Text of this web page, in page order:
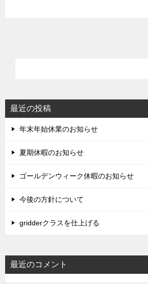
最近の投稿
年末年始休業のお知らせ
夏期休暇のお知らせ
ゴールデンウィーク休暇のお知らせ
今後の方針について
gridderクラスを仕上げる
最近のコメント